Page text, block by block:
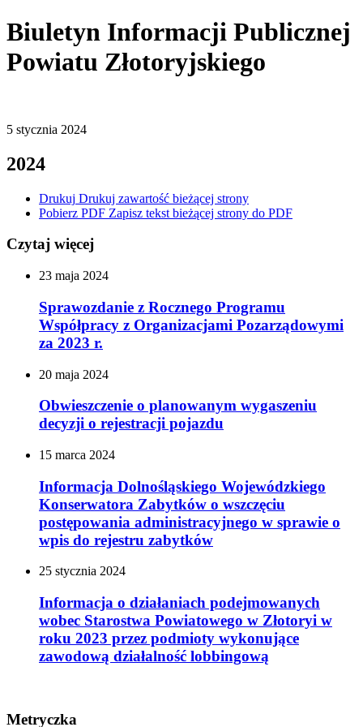
Biuletyn Informacji Publicznej
Powiatu Złotoryjskiego
5 stycznia 2024
2024
Drukuj Drukuj zawartość bieżącej strony
Pobierz PDF Zapisz tekst bieżącej strony do PDF
Czytaj więcej
23 maja 2024
Sprawozdanie z Rocznego Programu
Współpracy z Organizacjami Pozarządowymi
za 2023 r.
20 maja 2024
Obwieszczenie o planowanym wygaszeniu
decyzji o rejestracji pojazdu
15 marca 2024
Informacja Dolnośląskiego Wojewódzkiego
Konserwatora Zabytków o wszczęciu
postępowania administracyjnego w sprawie o
wpis do rejestru zabytków
25 stycznia 2024
Informacja o działaniach podejmowanych
wobec Starostwa Powiatowego w Złotoryi w
roku 2023 przez podmioty wykonujące
zawodową działalność lobbingową
Metryczka